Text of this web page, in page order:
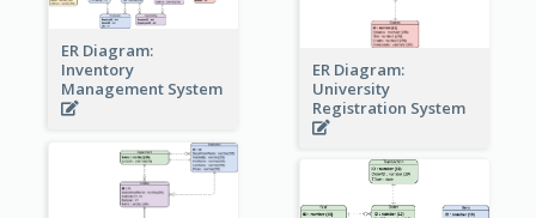
ER Diagram:
Inventory
Management System
ER Diagram:
University
Registration System